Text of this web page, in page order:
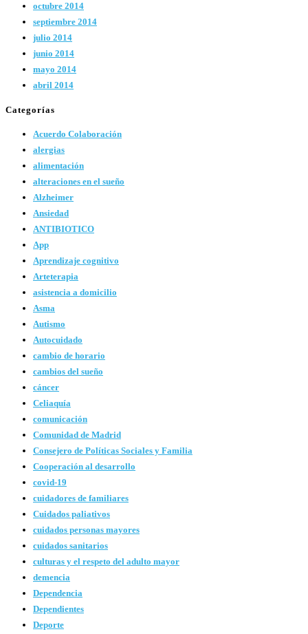
octubre 2014
septiembre 2014
julio 2014
junio 2014
mayo 2014
abril 2014
Categorías
Acuerdo Colaboración
alergias
alimentación
alteraciones en el sueño
Alzheimer
Ansiedad
ANTIBIOTICO
App
Aprendizaje cognitivo
Arteterapia
asistencia a domicilio
Asma
Autismo
Autocuidado
cambio de horario
cambios del sueño
cáncer
Celiaquía
comunicación
Comunidad de Madrid
Consejero de Políticas Sociales y Familia
Cooperación al desarrollo
covid-19
cuidadores de familiares
Cuidados paliativos
cuidados personas mayores
cuidados sanitarios
culturas y el respeto del adulto mayor
demencia
Dependencia
Dependientes
Deporte